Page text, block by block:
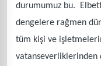
durumumuz bu.
dengelere rağmen
tüm kişi ve
vatanseverliklerinden